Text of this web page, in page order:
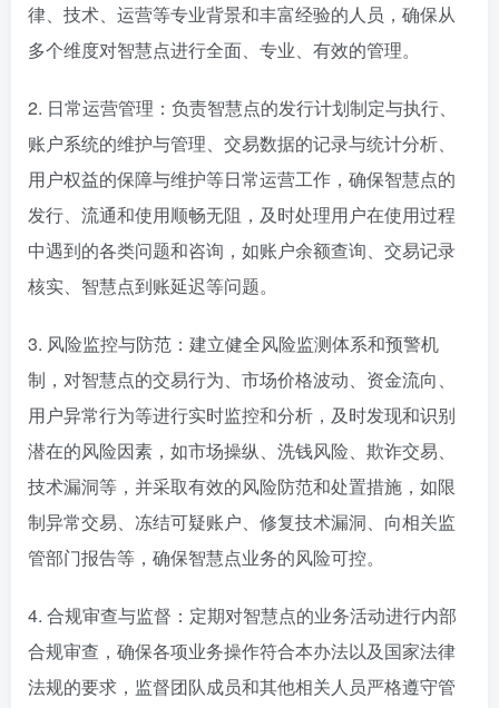
律、技术、运营等专业背景和丰富经验的人员，确保从
多个维度对智慧点进行全面、专业、有效的管理。
2. 日常运营管理：负责智慧点的发行计划制定与执行、
账户系统的维护与管理、交易数据的记录与统计分析、
用户权益的保障与维护等日常运营工作，确保智慧点的
发行、流通和使用顺畅无阻，及时处理用户在使用过程
中遇到的各类问题和咨询，如账户余额查询、交易记录
核实、智慧点到账延迟等问题。
3. 风险监控与防范：建立健全风险监测体系和预警机
制，对智慧点的交易行为、市场价格波动、资金流向、
用户异常行为等进行实时监控和分析，及时发现和识别
潜在的风险因素，如市场操纵、洗钱风险、欺诈交易、
技术漏洞等，并采取有效的风险防范和处置措施，如限
制异常交易、冻结可疑账户、修复技术漏洞、向相关监
管部门报告等，确保智慧点业务的风险可控。
4. 合规审查与监督：定期对智慧点的业务活动进行内部
合规审查，确保各项业务操作符合本办法以及国家法律
法规的要求，监督团队成员和其他相关人员严格遵守管